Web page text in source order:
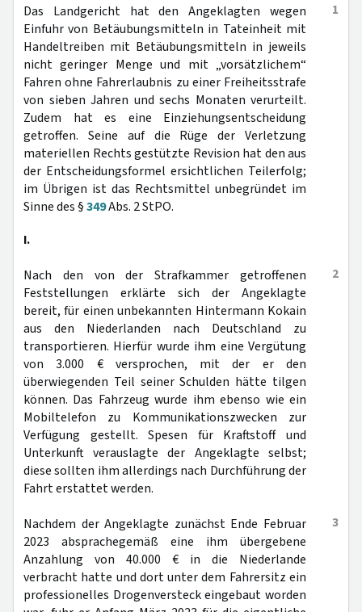
1
Das Landgericht hat den Angeklagten wegen
Einfuhr von Betäubungsmitteln in Tateinheit mit
Handeltreiben mit Betäubungsmitteln in jeweils
nicht geringer Menge und mit „vorsätzlichem“
Fahren ohne Fahrerlaubnis zu einer Freiheitsstrafe
von sieben Jahren und sechs Monaten verurteilt.
Zudem hat es eine Einziehungsentscheidung
getroffen. Seine auf die Rüge der Verletzung
materiellen Rechts gestützte Revision hat den aus
der Entscheidungsformel ersichtlichen Teilerfolg;
im Übrigen ist das Rechtsmittel unbegründet im
Sinne des §349Abs. 2 StPO.
I.
2
Nach den von der Strafkammer getroffenen
Feststellungen erklärte sich der Angeklagte
bereit, für einen unbekannten Hintermann Kokain
aus den Niederlanden nach Deutschland zu
transportieren. Hierfür wurde ihm eine Vergütung
von 3.000 € versprochen, mit der er den
überwiegenden Teil seiner Schulden hätte tilgen
können. Das Fahrzeug wurde ihm ebenso wie ein
Mobiltelefon zu Kommunikationszwecken zur
Verfügung gestellt. Spesen für Kraftstoff und
Unterkunft verauslagte der Angeklagte selbst;
diese sollten ihm allerdings nach Durchführung der
Fahrt erstattet werden.
3
Nachdem der Angeklagte zunächst Ende Februar
2023 absprachegemäß eine ihm übergebene
Anzahlung von 40.000 € in die Niederlande
verbracht hatte und dort unter dem Fahrersitz ein
professionelles Drogenversteck eingebaut worden